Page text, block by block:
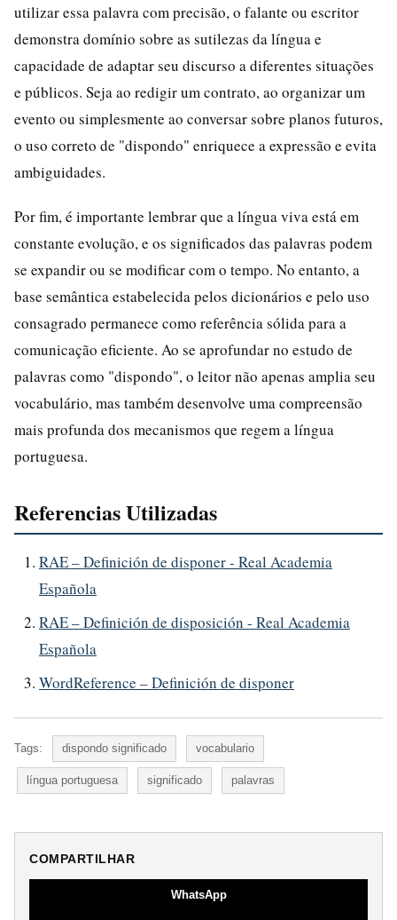
utilizar essa palavra com precisão, o falante ou escritor
demonstra domínio sobre as sutilezas da língua e
capacidade de adaptar seu discurso a diferentes situações
e públicos. Seja ao redigir um contrato, ao organizar um
evento ou simplesmente ao conversar sobre planos futuros,
o uso correto de "dispondo" enriquece a expressão e evita
ambiguidades.
Por fim, é importante lembrar que a língua viva está em
constante evolução, e os significados das palavras podem
se expandir ou se modificar com o tempo. No entanto, a
base semântica estabelecida pelos dicionários e pelo uso
consagrado permanece como referência sólida para a
comunicação eficiente. Ao se aprofundar no estudo de
palavras como "dispondo", o leitor não apenas amplia seu
vocabulário, mas também desenvolve uma compreensão
mais profunda dos mecanismos que regem a língua
portuguesa.
Referencias Utilizadas
RAE – Definición de disponer - Real Academia
Española
RAE – Definición de disposición - Real Academia
Española
WordReference – Definición de disponer
Tags: dispondo significado vocabulario
língua portuguesa significado palavras
COMPARTILHAR
WhatsApp